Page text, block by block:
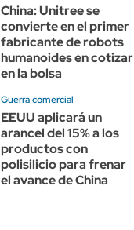
China: Unitree se
convierte en el primer
fabricante de robots
humanoides en cotizar
en la bolsa
Guerra comercial
EEUU aplicará un
arancel del 15% a los
productos con
polisilicio para frenar
el avance de China